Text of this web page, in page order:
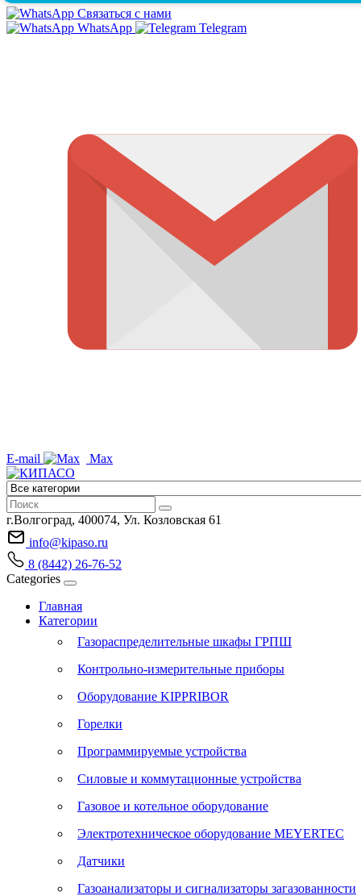
Связаться с нами
WhatsApp
Telegram
E-mail Max
г.Волгоград, 400074, Ул. Козловская 61
info@kipaso.ru
8 (8442) 26-76-52
Categories
Главная
Категории
Газораспределительные шкафы ГРПШ
Контрольно-измерительные приборы
Оборудование KIPPRIBOR
Горелки
Программируемые устройства
Силовые и коммутационные устройства
Газовое и котельное оборудование
Электротехническое оборудование MEYERTEC
Датчики
Газоанализаторы и сигнализаторы загазованности